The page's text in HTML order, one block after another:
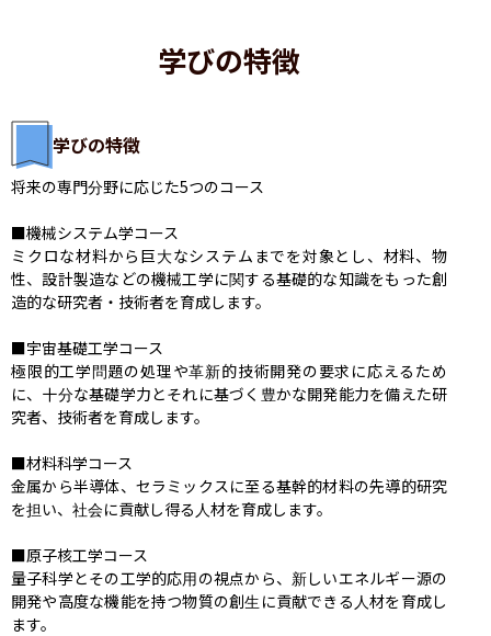
学びの特徴
学びの特徴
将来の専門分野に応じた5つのコース
■機械システム学コース
ミクロな材料から巨大なシステムまでを対象とし、材料、物
性、設計製造などの機械工学に関する基礎的な知識をもった創
造的な研究者・技術者を育成します。
■宇宙基礎工学コース
極限的工学問題の処理や革新的技術開発の要求に応えるため
に、十分な基礎学力とそれに基づく豊かな開発能力を備えた研
究者、技術者を育成します。
■材料科学コース
金属から半導体、セラミックスに至る基幹的材料の先導的研究
を担い、社会に貢献し得る人材を育成します。
■原子核工学コース
量子科学とその工学的応用の視点から、新しいエネルギー源の
開発や高度な機能を持つ物質の創生に貢献できる人材を育成し
ます。